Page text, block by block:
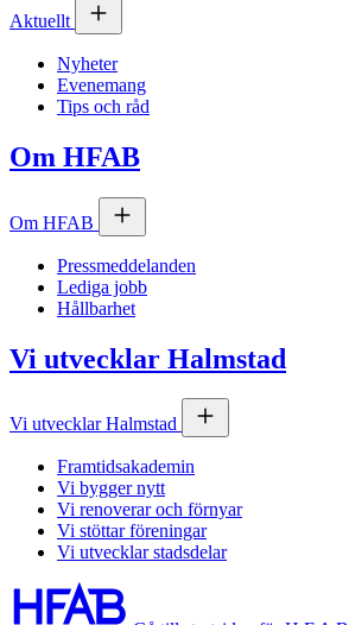
Aktuellt
Nyheter
Evenemang
Tips och råd
Om HFAB
Om HFAB
Pressmeddelanden
Lediga jobb
Hållbarhet
Vi utvecklar Halmstad
Vi utvecklar Halmstad
Framtidsakademin
Vi bygger nytt
Vi renoverar och förnyar
Vi stöttar föreningar
Vi utvecklar stadsdelar